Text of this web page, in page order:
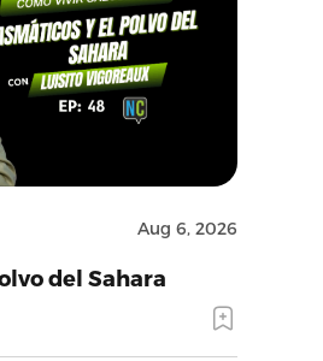
Aug 6, 2026
del Sahara